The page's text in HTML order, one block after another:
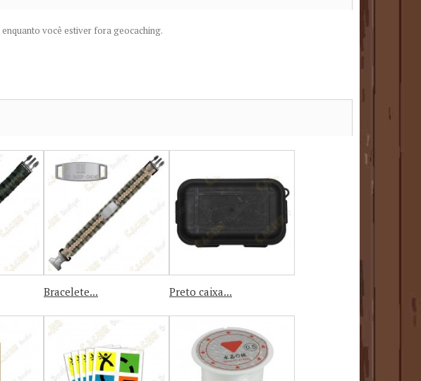
enquanto você estiver forageocaching.
Bracelete... Preto caixa...